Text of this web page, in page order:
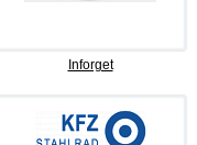
Inforget